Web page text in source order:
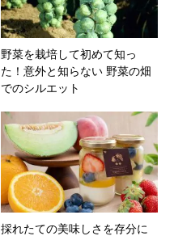
野菜を栽培して初めて知っ
た！意外と知らない 野菜の畑
でのシルエット
採れたての美味しさを存分に